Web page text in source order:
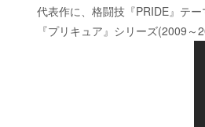
代表作に、格闘技『PRIDE』テ
『プリキュア』シリーズ(2009